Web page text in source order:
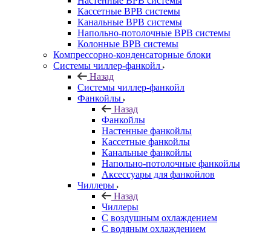
Кассетные ВРВ системы
Канальные ВРВ системы
Напольно-потолочные ВРВ системы
Колонные ВРВ системы
Компрессорно-конденсаторные блоки
Системы чиллер-фанкойл
Назад
Системы чиллер-фанкойл
Фанкойлы
Назад
Фанкойлы
Настенные фанкойлы
Кассетные фанкойлы
Канальные фанкойлы
Напольно-потолочные фанкойлы
Аксессуары для фанкойлов
Чиллеры
Назад
Чиллеры
С воздушным охлаждением
С водяным охлаждением